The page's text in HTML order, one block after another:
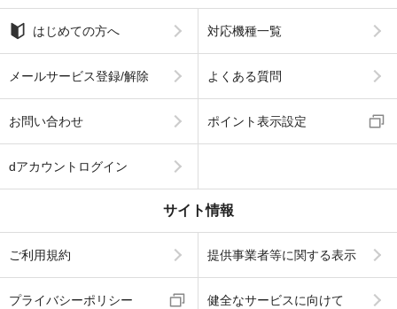
はじめての方へ 対応機種一覧
メールサービス登録/解除 よくある質問
お問い合わせ ポイント表示設定
dアカウントログイン
サイト情報
ご利用規約 提供事業者等に関する表示
プライバシーポリシー 健全なサービスに向けて